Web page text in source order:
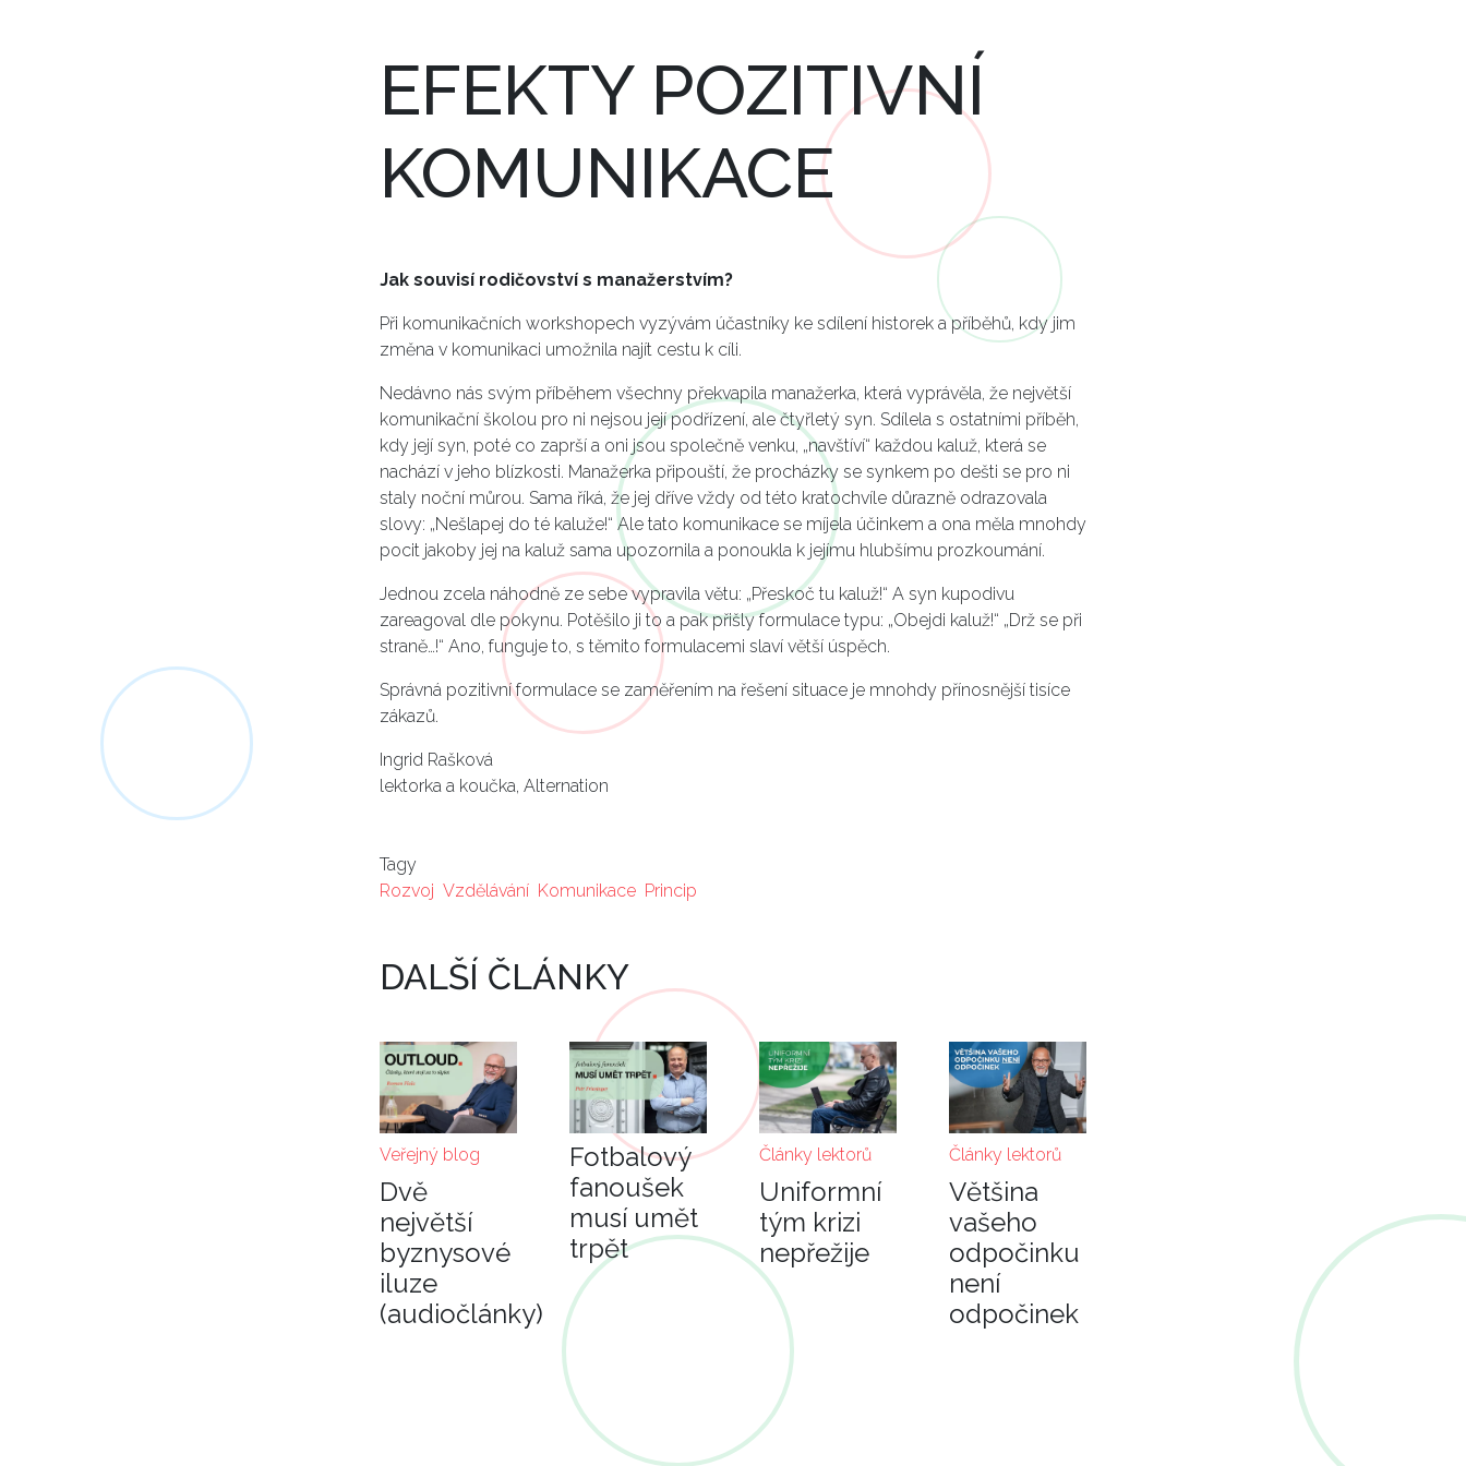
EFEKTY POZITIVNÍ
KOMUNIKACE
Jak souvisí rodičovství s manažerstvím?
Při komunikačních workshopech vyzývám účastníky ke sdílení historek a příběhů, kdy jim
změna v komunikaci umožnila najít cestu k cíli.
Nedávno nás svým příběhem všechny překvapila manažerka, která vyprávěla, že největší
komunikační školou pro ni nejsou její podřízení, ale čtyřletý syn. Sdílela s ostatními příběh,
kdy její syn, poté co zaprší a oni jsou společně venku, „navštíví“ každou kaluž, která se
nachází v jeho blízkosti. Manažerka připouští, že procházky se synkem po dešti se pro ni
staly noční můrou. Sama říká, že jej dříve vždy od této kratochvíle důrazně odrazovala
slovy: „Nešlapej do té kaluže!“ Ale tato komunikace se míjela účinkem a ona měla mnohdy
pocit jakoby jej na kaluž sama upozornila a ponoukla k jejímu hlubšímu prozkoumání.
Jednou zcela náhodně ze sebe vypravila větu: „Přeskoč tu kaluž!“ A syn kupodivu
zareagoval dle pokynu. Potěšilo ji to a pak přišly formulace typu: „Obejdi kaluž!“ „Drž se při
straně…!“ Ano, funguje to, s těmito formulacemi slaví větší úspěch.
Správná pozitivní formulace se zaměřením na řešení situace je mnohdy přínosnější tisíce
zákazů.
Ingrid Rašková
lektorka a koučka, Alternation
Tagy
Rozvoj Vzdělávání Komunikace Princip
DALŠÍ ČLÁNKY
Veřejný blog
Dvě
největší
byznysové
iluze
(audiočlánky)
Fotbalový
fanoušek
musí umět
trpět
Články lektorů
Uniformní
tým krizi
nepřežije
Články lektorů
Většina
vašeho
odpočinku
není
odpočinek